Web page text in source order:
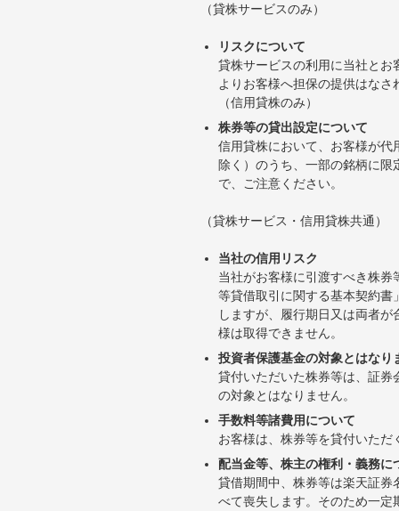
（貸株サービスのみ）
リスクについて
貸株サービスの利用に当社と
よりお客様へ担保の提供はな
（信用貸株のみ）
株券等の貸出設定について
信用貸株において、お客様が
除く）のうち、一部の銘柄に
で、ご注意ください。
（貸株サービス・信用貸株共通）
当社の信用リスク
当社がお客様に引渡すべき株
等貸借取引に関する基本契約
しますが、履行期日又は両者
様は取得できません。
投資者保護基金の対象とはなり
貸付いただいた株券等は、証
の対象とはなりません。
手数料等諸費用について
お客様は、株券等を貸付いた
配当金等、株主の権利・義務に
貸借期間中、株券等は楽天証
べて喪失します。そのため一